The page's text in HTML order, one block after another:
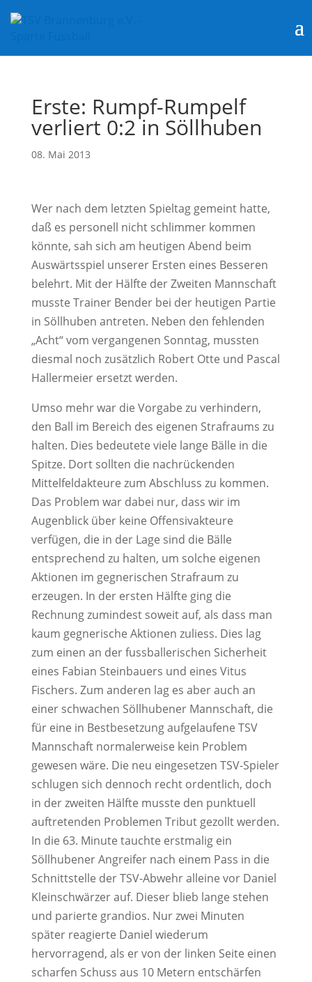
Erste: Rumpf-Rumpelf
verliert 0:2 in Söllhuben
08. Mai 2013
Wer nach dem letzten Spieltag gemeint hatte,
daß es personell nicht schlimmer kommen
könnte, sah sich am heutigen Abend beim
Auswärtsspiel unserer Ersten eines Besseren
belehrt. Mit der Hälfte der Zweiten Mannschaft
musste Trainer Bender bei der heutigen Partie
in Söllhuben antreten. Neben den fehlenden
„Acht“ vom vergangenen Sonntag, mussten
diesmal noch zusätzlich Robert Otte und Pascal
Hallermeier ersetzt werden.
Umso mehr war die Vorgabe zu verhindern,
den Ball im Bereich des eigenen Strafraums zu
halten. Dies bedeutete viele lange Bälle in die
Spitze. Dort sollten die nachrückenden
Mittelfeldakteure zum Abschluss zu kommen.
Das Problem war dabei nur, dass wir im
Augenblick über keine Offensivakteure
verfügen, die in der Lage sind die Bälle
entsprechend zu halten, um solche eigenen
Aktionen im gegnerischen Strafraum zu
erzeugen. In der ersten Hälfte ging die
Rechnung zumindest soweit auf, als dass man
kaum gegnerische Aktionen zuliess. Dies lag
zum einen an der fussballerischen Sicherheit
eines Fabian Steinbauers und eines Vitus
Fischers. Zum anderen lag es aber auch an
einer schwachen Söllhubener Mannschaft, die
für eine in Bestbesetzung aufgelaufene TSV
Mannschaft normalerweise kein Problem
gewesen wäre. Die neu eingesetzen TSV-Spieler
schlugen sich dennoch recht ordentlich, doch
in der zweiten Hälfte musste den punktuell
auftretenden Problemen Tribut gezollt werden.
In die 63. Minute tauchte erstmalig ein
Söllhubener Angreifer nach einem Pass in die
Schnittstelle der TSV-Abwehr alleine vor Daniel
Kleinschwärzer auf. Dieser blieb lange stehen
und parierte grandios. Nur zwei Minuten
später reagierte Daniel wiederum
hervorragend, als er von der linken Seite einen
scharfen Schuss aus 10 Metern entschärfen